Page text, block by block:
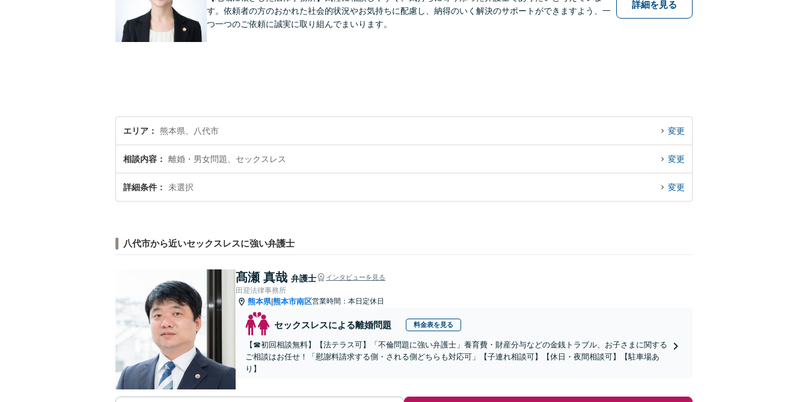
す。依頼者の方のおかれた社会的状況やお気持ちに配慮し、納得のいく解決のサポートができますよう、一
つ一つのご依頼に誠実に取り組んでまいります。
詳細を見る
エリア 熊本県、八代市 変更
相談内容 離婚・男女問題、セックスレス 変更
詳細条件 未選択 変更
八代市から近いセックスレスに強い弁護士
髙瀬 真哉 弁護士 インタビューを見る
田迎法律事務所
熊本県|熊本市南区営業時間：本日定休日
セックスレスによる離婚問題 料金表を見る
【☎︎初回相談無料】【法テラス可】「不倫問題に強い弁護士」養育費・財産分与などの金銭トラブル、お子さまに関する
ご相談はお任せ！「慰謝料請求する側・される側どちらも対応可」【子連れ相談可】【休日・夜間相談可】【駐車場あ
り】